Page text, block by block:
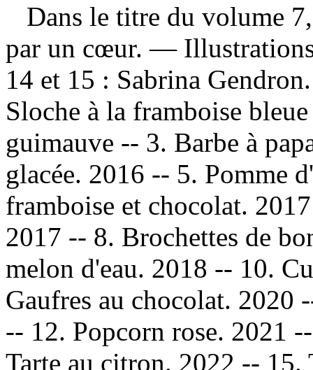
Dans le titre du volume
par un cœur. —
14 et 15 : Sabrina
Sloche à la framboise
guimauve -- 3. Barbe à
glacée. 2016 -- 5. Pomme
framboise et chocolat.
2017 -- 8. Brochettes de
melon d'eau. 2018 -- 10.
Gaufres au chocolat. 2020
-- 12. Popcorn rose. 2021
Tarte au citron. 2022 --